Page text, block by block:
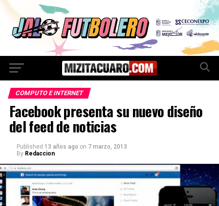
COMPUTO E INTERNET
Facebook presenta su nuevo diseño
del feed de noticias
Published 13 años ago on 7 marzo, 2013
By Redaccion